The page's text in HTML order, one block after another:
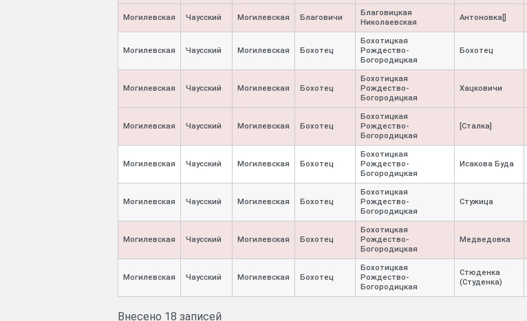
Могилевская Чаусский Могилевская Благовичи
Благовицкая
Николаевская
Антоновка[]
Могилевская Чаусский Могилевская Бохотец
Бохотицкая
Рождество-
Богородицкая
Бохотец
Могилевская Чаусский Могилевская Бохотец
Бохотицкая
Рождество-
Богородицкая
Хацковичи
Могилевская Чаусский Могилевская Бохотец
Бохотицкая
Рождество-
Богородицкая
[Сталка]
Могилевская Чаусский Могилевская Бохотец
Бохотицкая
Рождество-
Богородицкая
Исакова Буда
Могилевская Чаусский Могилевская Бохотец
Бохотицкая
Рождество-
Богородицкая
Стужица
Могилевская Чаусский Могилевская Бохотец
Бохотицкая
Рождество-
Богородицкая
Медведовка
Могилевская Чаусский Могилевская Бохотец
Бохотицкая
Рождество-
Богородицкая
Стюденка
(Студенка)
Внесено 18 записей